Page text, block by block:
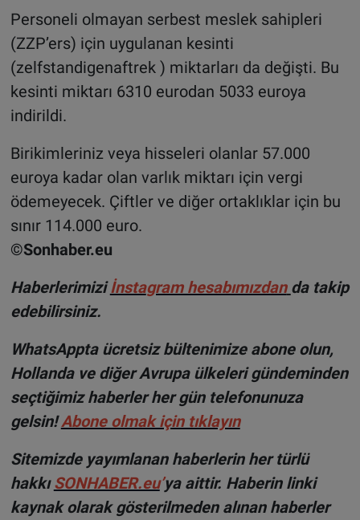
Personeli olmayan serbest meslek sahipleri
(ZZP’ers) için uygulanan kesinti
(zelfstandigenaftrek ) miktarları da değişti. Bu
kesinti miktarı 6310 eurodan 5033 euroya
indirildi.
Birikimleriniz veya hisseleri olanlar 57.000
euroya kadar olan varlık miktarı için vergi
ödemeyecek. Çiftler ve diğer ortaklıklar için bu
sınır 114.000 euro.
©Sonhaber.eu
Haberlerimiziİnstagram hesabımızdan da takip
edebilirsiniz.
WhatsAppta ücretsiz bültenimize abone olun,
Hollanda ve diğer Avrupa ülkeleri gündeminden
seçtiğimiz haberler her gün telefonunuza
gelsin!Abone olmak için tıklayın
Sitemizde yayımlanan haberlerin her türlü
hakkı SONHABER.eu’ya aittir. Haberin linki
kaynak olarak gösterilmeden alınan haberler